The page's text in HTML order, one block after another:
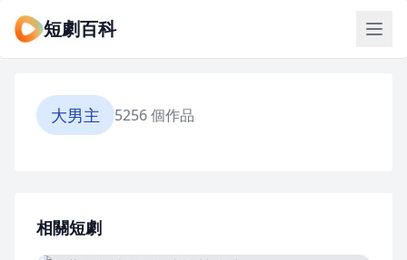
短劇百科
大男主 5256 個作品
相關短劇